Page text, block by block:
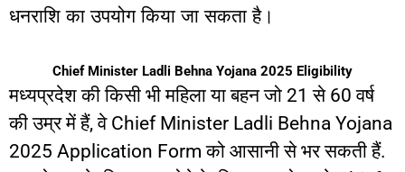
धनराशि का उपयोग किया जा सकता है।
Chief Minister Ladli Behna Yojana 2025 Eligibility
मध्यप्रदेश की किसी भी महिला या बहन जो 21से60वर्ष
की उम्र में हैं,वे Chief Minister Ladli Behna Yojana
2025 Application Formको आसानी से भर सकती हैं.